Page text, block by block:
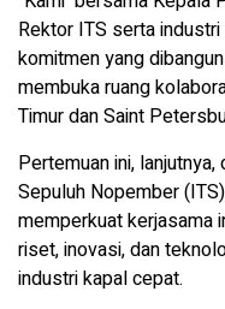
Rektor ITS serta
komitmen yang
membuka ruang
Timur dan Saint
Pertemuan ini,
Sepuluh Nopember
memperkuat kerjasama
riset, inovasi, dan
industri kapal cepat.